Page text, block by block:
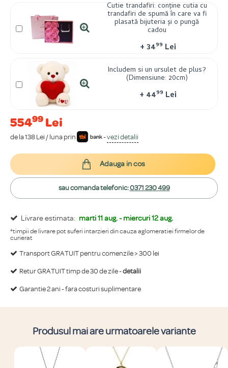
Livrare estimata: marti 11 aug. - miercuri 12 aug.
*timpii de livrare pot suferi intarzieri din cauza aglomeratiei firmelor de
curierat
Transport GRATUIT pentru comenzile > 300 lei
Retur GRATUIT timp de 30 de zile -detalii
Garantie 2 ani - fara costuri suplimentare
55499 Lei
de la 138 Lei / luna prin -vezi detalii
Cutie trandafiri: conține cutia cu
trandafiri de spumă în care va fi
plasată bijuteria și o pungă
cadou
+3499 Lei
Includem si un ursulet de plus?
(Dimensiune: 20cm)
+ 4499 Lei
Adauga in cos
sau comanda telefonic:0371 230 499
Produsul mai are urmatoarele variante